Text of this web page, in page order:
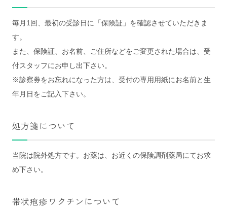
毎月1回、最初の受診日に「保険証」を確認させていただきま
す。
また、保険証、お名前、ご住所などをご変更された場合は、受
付スタッフにお申し出下さい。
※診察券をお忘れになった方は、受付の専用用紙にお名前と生
年月日をご記入下さい。
処方箋について
当院は院外処方です。お薬は、お近くの保険調剤薬局にてお求
め下さい。
帯状疱疹ワクチンについて